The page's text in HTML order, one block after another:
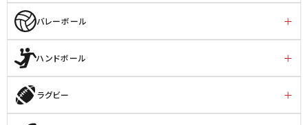
バレーボール
ハンドボール
ラグビー